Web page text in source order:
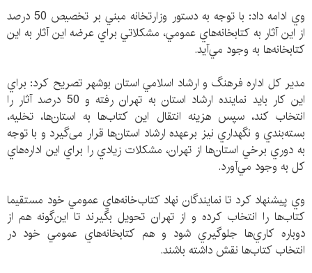
وي ادامه داد: با توجه به دستور وزارتخانه مبني بر تخصيص 50 درصد
از اين آثار به كتابخانه‌هاي عمومي،‌ مشكلاتي براي عرضه اين آثار به اين
كتابخانه‌ها به وجود مي‌آيد.
مدير كل اداره فرهنگ و ارشاد اسلامي استان بوشهر تصريح كرد: براي
اين كار بايد نماينده ارشاد استان به تهران رفته و 50 درصد آثار را
انتخاب كند، سپس هزينه انتقال اين كتاب‌ها به استان‌ها،‌ تخليه،‌
بسته‌بندي و نگهداري نيز برعهده ارشاد استان‌ها قرار می‌گیرد و با توجه
به دوري برخي استان‌ها از تهران، مشكلات زيادي را براي اين اداره‌هاي
كل به وجود مي‌آورد.
وي پيشنهاد كرد تا نمايندگان نهاد كتاب‌خانه‌هاي عمومي خود مستقيما
كتاب‌ها را انتخاب كرده و از تهران تحويل بگيرند تا اين‌گونه هم از
دوباره ‌كاري‌ها جلوگيري شود و هم كتابخانه‌هاي عمومي خود در
انتخاب كتاب‌ها نقش داشته باشند.